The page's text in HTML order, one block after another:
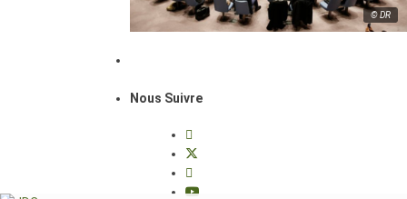
© DR
Nous Suivre